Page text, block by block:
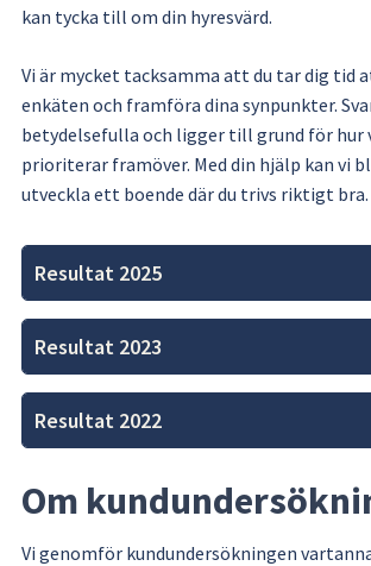
kan tycka till om din hyresvärd.
Vi är mycket tacksamma att du tar dig tid
enkäten och framföra dina synpunkter.
betydelsefulla och ligger till grund för hur
prioriterar framöver. Med din hjälp kan vi
utveckla ett boende där du trivs riktigt bra.
Resultat 2025
Resultat 2023
Resultat 2022
Om
Vi genomför kundundersökningen